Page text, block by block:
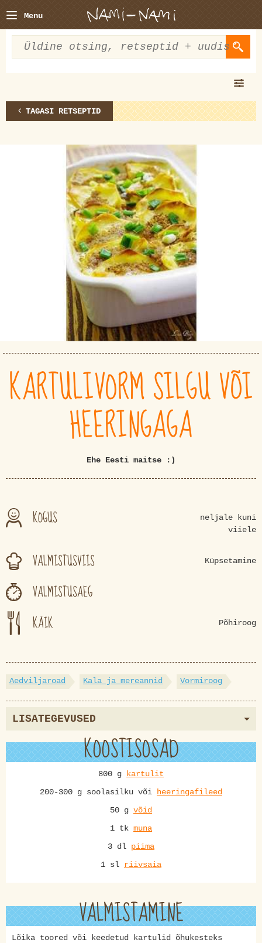
Menu
TAGASI RETSEPTID
KARTULIVORM SILGU VÕI
HEERINGAGA
Ehe Eesti maitse :)
KOGUS
neljale kuni
viiele
VALMISTUSVIIS Küpsetamine
VALMISTUSAEG
KÄIK
Põhiroog
Aedviljaroad Kala ja mereannid Vormiroog
LISATEGEVUSED
KOOSTISOSAD
800 g
kartulit
200-300 g soolasilku või
heeringafileed
50 g võid
1 tk muna
3 dl piima
1 sl riivsaia
VALMISTAMINE
Lõika toored või keedetud kartulid õhukesteks